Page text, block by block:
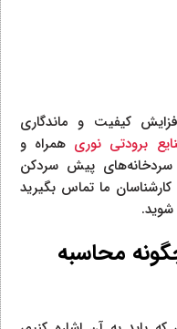
کیفیت و ماندگاری
برودتی نوری همراه و
سردخانه‌های پیش سردکن
ما تماس بگیرید
محاسبه